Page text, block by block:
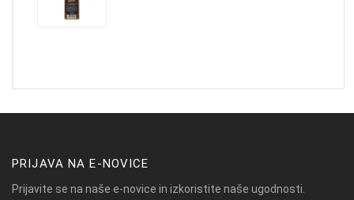
PRIJAVA NA E-NOVICE
Prijavite se na naše e-novice in izkoristite naše ugodnosti.